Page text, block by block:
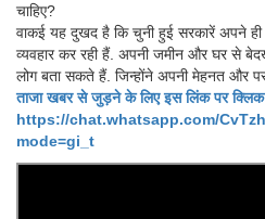
चाहिए?
वाकई यह दुखद है कि चुनी हुई सरकारें अपने ही
व्यवहार कर रही हैं. अपनी जमीन और घर से
लोग बता सकते हैं. जिन्होंने अपनी मेहनत और
ताजा खबर से जुड़ने के लिए इस लिंक पर
https://chat.whatsapp.com/
mode=gi_t